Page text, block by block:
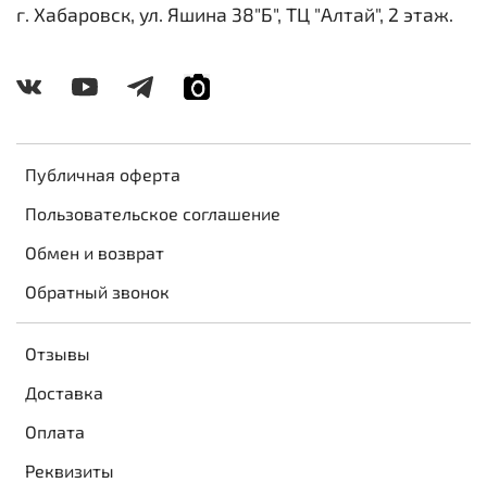
Публичная оферта
Пользовательское соглашение
Обмен и возврат
Обратный звонок
Отзывы
Доставка
Оплата
Реквизиты
г. Хабаровск, ул. Яшина 38"Б", ТЦ "Алтай", 2 этаж.